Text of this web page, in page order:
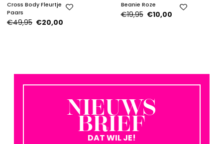
Cross Body Fleurtje
Paars
€49,95 €20,00
Beanie Roze
€19,95 €10,00
NIEUWS
BRIEF
DAT WIL JE!